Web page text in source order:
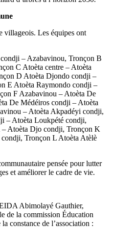
villageois. Les équipes ont
– Azabavinou, Tronçon B
C Atoèta centre – Atoèta
D Atoèta Djondo condji –
E Atoèta Raymondo condji –
F Azabavinou – Atoèta De
De Médéiros condji – Atoèta
– Atoèta Akpadéyi condji,
– Atoèta Loukpété condji,
Atoèta Djo condji, Tronçon K
Tronçon L Atoèta Atèlè
pensée pour lutter
et améliorer le cadre de vie.
Abimolayé Gauthier,
de la commission Éducation
constance de l’association :